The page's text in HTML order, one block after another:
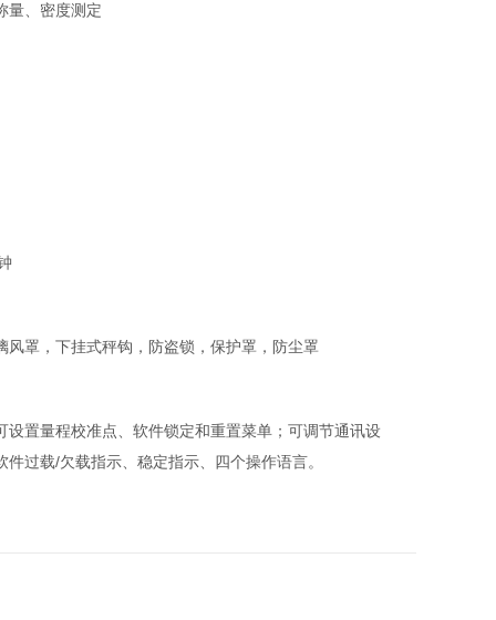
量、密度测定
罩，下挂式秤钩，防盗锁，保护罩，防尘罩
置量程校准点、软件锁定和重置菜单；可调节通讯设
过载/欠载指示、稳定指示、四个操作语言。